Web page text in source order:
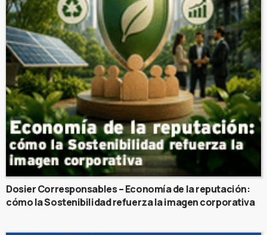
Dosier Corresponsables – Economía de la reputación:
cómo la Sostenibilidad refuerza la imagen corporativa